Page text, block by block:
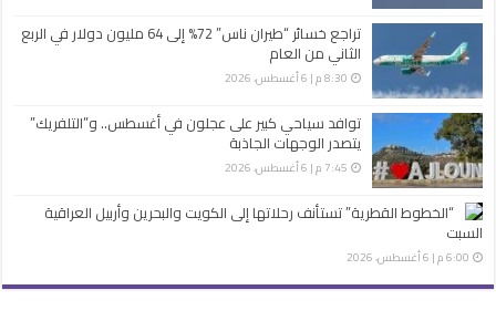
تراجع خسائر “طيران ناس” 72% إلى 64 مليون دولار في الربع
الثاني من العام
8:30 م | 6 أغسطس، 2026
توافد سياحي كبير على عجلون في أغسطس.. و”التلفريك”
يتصدر الوجهات الجاذبة
7:45 م | 6 أغسطس، 2026
“الخطوط القطرية” تستأنف رحلاتها إلى الكويت والبحرين وأربيل العراقية
السبت
6:00 م | 6 أغسطس، 2026